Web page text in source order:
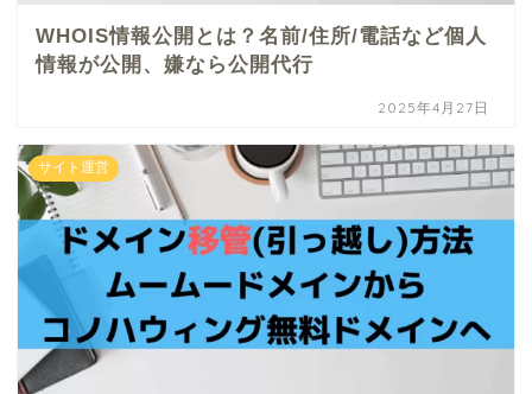
WHOIS情報公開とは？名前/住所/電話など個人
情報が公開、嫌なら公開代行
2025年4月27日
サイト運営